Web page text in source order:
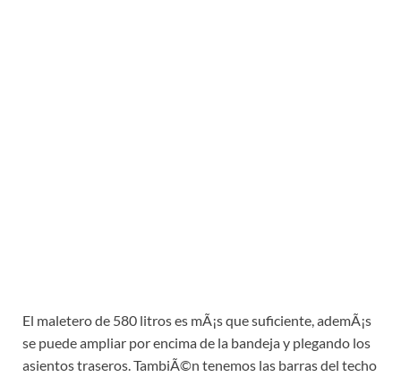
El maletero de 580 litros es mÃ¡s que suficiente, ademÃ¡s
se puede ampliar por encima de la bandeja y plegando los
asientos traseros. TambiÃ©n tenemos las barras del techo